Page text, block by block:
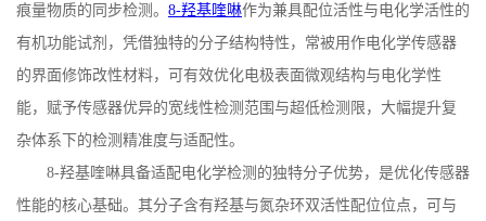
痕量物质的同步检测。 8-羟基喹啉作为兼具配位活性与电化学活性的
有机功能试剂，凭借独特的分子结构特性，常被用作电化学传感器
的界面修饰改性材料，可有效优化电极表面微观结构与电化学性
能，赋予传感器优异的宽线性检测范围与超低检测限，大幅提升复
杂体系下的检测精准度与适配性。
8-羟基喹啉具备适配电化学检测的独特分子优势，是优化传感器
性能的核心基础。其分子含有羟基与氮杂环双活性配位位点，可与